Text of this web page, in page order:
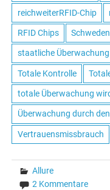
reichweiterRFID-Chip
RFID Chips
staatliche Überwachung
Totale Kontrolle
totale Überwachung
Überwachung durch
Vertrauensmissbrauch
Allure
2 Kommentare